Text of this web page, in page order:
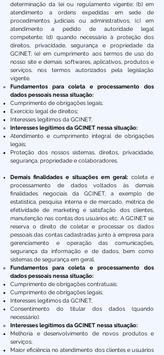
determinação da lei ou regulamento vigente; (b) em
atendimento a ordens expedidas em sede de
procedimentos judiciais ou administrativos; (c) em
atendimento a pedido de autoridade legal
competente; (d) quando necessário à proteção dos
direitos, privacidade, segurança e propriedade da
GCINET; (e) em cumprimento aos termos de uso do
nosso site e demais softwares, aplicativos, produtos e
serviços, nos termos autorizados pela legislação
vigente.
Fundamentos para coleta e processamento dos
dados pessoais nessa situação:
Cumprimento de obrigações legais;
Exercício legal de direitos;
Interesses legítimos da GCINET;
Interesses legítimos da GCINET nessa situação:
Atendimento e cumprimento integral de obrigações
legais;
Proteção dos nossos sistemas, direitos, privacidade,
segurança, propriedade e colaboradores.
Demais finalidades e situações em geral: coleta e
processamento de dados voltados às demais
finalidades negociais da GCINET, a exemplo de
estatística, pesquisa interna e de mercado, métrica de
efetividade de marketing e satisfação dos clientes,
manutenção nas contas dos usuários etc. A GCINET se
reserva o direito de coletar e processar os dados
pessoais das contas cadastradas junto à empresa para
gerenciamento e operação das comunicações,
segurança da informação e de dados, bem como
sistemas de segurança em geral.
Fundamentos para coleta e processamento dos
dados pessoais nessa situação:
Cumprimento de obrigações contratuais;
Cumprimento de obrigações legais;
Interesses legítimos da GCINET;
Consentimento do titular dos dados (quando
necessário).
Interesses legítimos da GCINET nessa situação:
Melhoria e desenvolvimento de novos produtos e
serviços;
Maior eficiência no atendimento dos clientes e usuários